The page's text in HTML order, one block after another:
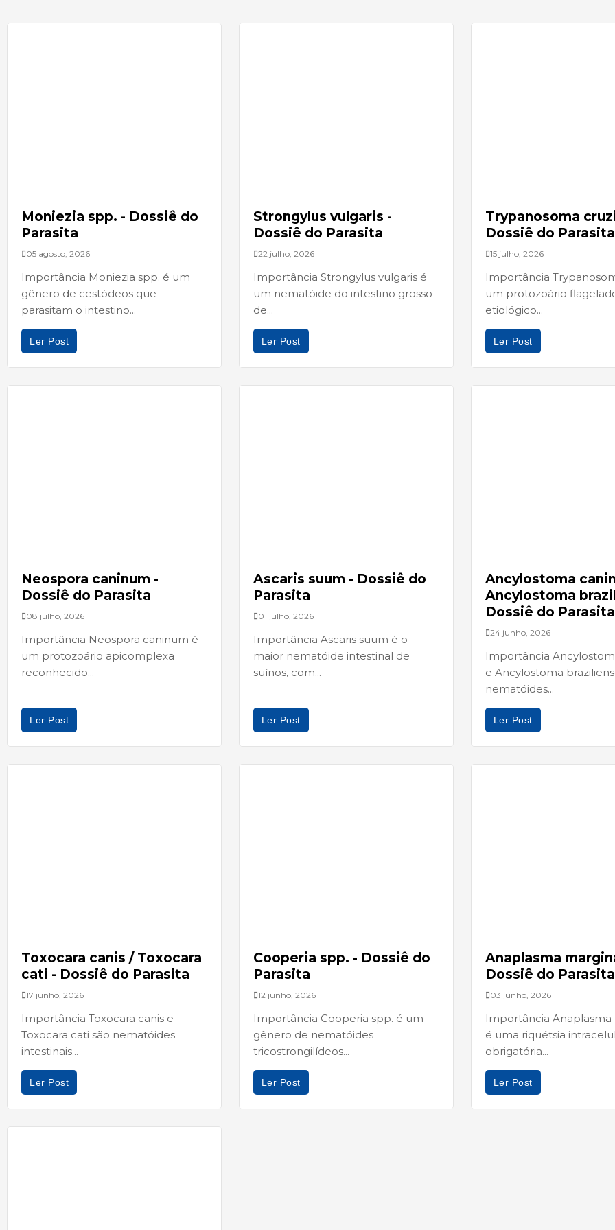
Moniezia spp. - Dossiê do
Parasita
05 agosto, 2026
Importância Moniezia spp. é um
gênero de cestódeos que
parasitam o intestino...
Ler Post
Strongylus vulgaris -
Dossiê do Parasita
22 julho, 2026
Importância Strongylus vulgaris é
um nematóide do intestino grosso
de...
Ler Post
Trypanosoma
Dossiê do Parasita
15 julho, 2026
Importância
um protozoário
etiológico...
Ler Post
Neospora caninum -
Dossiê do Parasita
08 julho, 2026
Importância Neospora caninum é
um protozoário apicomplexa
reconhecido...
Ler Post
Ascaris suum - Dossiê do
Parasita
01 julho, 2026
Importância Ascaris suum é o
maior nematóide intestinal de
suínos, com...
Ler Post
Ancylostoma
Ancylostoma
Dossiê do Parasita
24 junho, 2026
Importância
e Ancylostoma
nematóides...
Ler Post
Toxocara canis / Toxocara
cati - Dossiê do Parasita
17 junho, 2026
Importância Toxocara canis e
Toxocara cati são nematóides
intestinais...
Ler Post
Cooperia spp. - Dossiê do
Parasita
12 junho, 2026
Importância Cooperia spp. é um
gênero de nematóides
tricostrongilídeos...
Ler Post
Anaplasma
Dossiê do Parasita
03 junho, 2026
Importância Anaplasma
é uma riquétsia
obrigatória...
Ler Post